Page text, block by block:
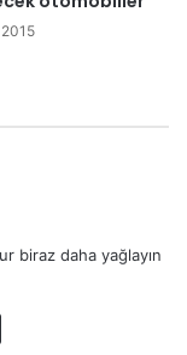
biraz daha yağlayın